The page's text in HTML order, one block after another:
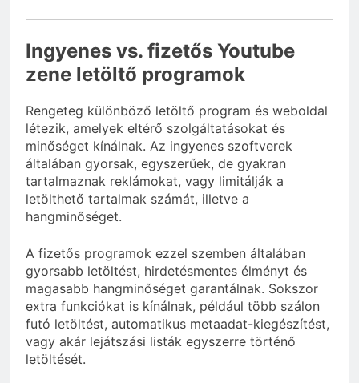
Ingyenes vs. fizetős Youtube
zene letöltő programok
Rengeteg különböző letöltő program és weboldal
létezik, amelyek eltérő szolgáltatásokat és
minőséget kínálnak. Az ingyenes szoftverek
általában gyorsak, egyszerűek, de gyakran
tartalmaznak reklámokat, vagy limitálják a
letölthető tartalmak számát, illetve a
hangminőséget.
A fizetős programok ezzel szemben általában
gyorsabb letöltést, hirdetésmentes élményt és
magasabb hangminőséget garantálnak. Sokszor
extra funkciókat is kínálnak, például több szálon
futó letöltést, automatikus metaadat-kiegészítést,
vagy akár lejátszási listák egyszerre történő
letöltését.